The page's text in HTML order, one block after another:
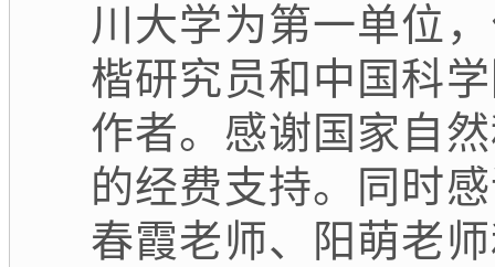
川大学为第一单位
楷研究员和中国科
作者。感谢国家自
的经费支持。同时
春霞老师、阳萌老